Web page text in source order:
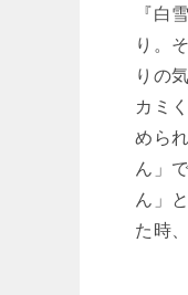
『白
り。
りの
カミ
めら
ん」
ん」
た時